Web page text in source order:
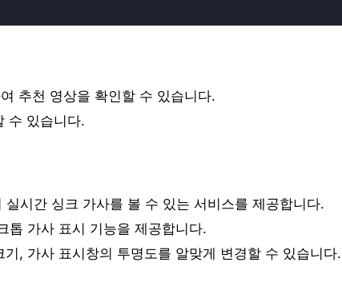
추천 영상을 확인할 수 있습니다.
수 있습니다.
시간 싱크 가사를 볼 수 있는 서비스를 제공합니다.
톱 가사 표시 기능을 제공합니다.
, 가사 표시창의 투명도를 알맞게 변경할 수 있습니다.